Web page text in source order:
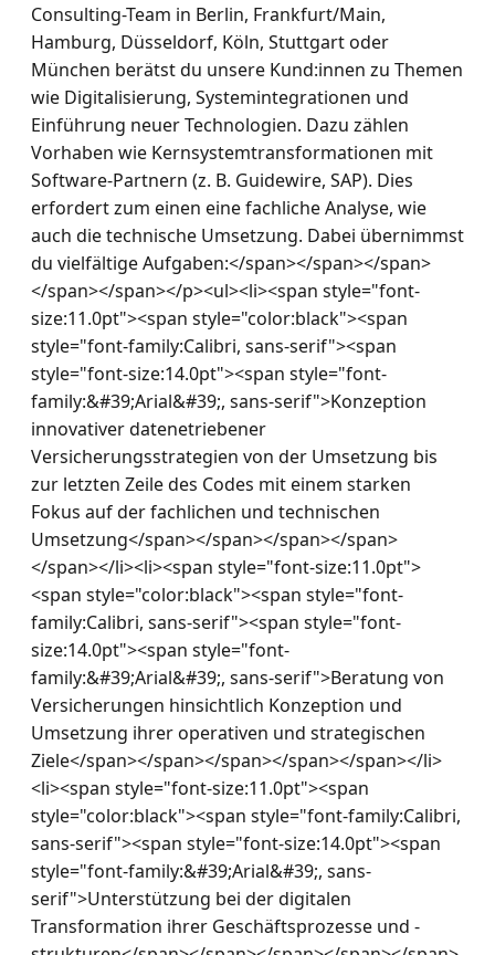
Consulting-Team in Berlin, Frankfurt/Main,
Hamburg, Düsseldorf, Köln, Stuttgart oder
München berätst du unsere Kund:innen zu Themen
wie Digitalisierung, Systemintegrationen und
Einführung neuer Technologien. Dazu zählen
Vorhaben wie Kernsystemtransformationen mit
Software-Partnern (z. B. Guidewire, SAP). Dies
erfordert zum einen eine fachliche Analyse, wie
auch die technische Umsetzung. Dabei übernimmst
du vielfältige Aufgaben:</span></span></span>
</span></span></p><ul><li><span style="font-
size:11.0pt"><span style="color:black"><span
style="font-family:Calibri, sans-serif"><span
style="font-size:14.0pt"><span style="font-
family:&#39;Arial&#39;, sans-serif">Konzeption
innovativer datenetriebener
Versicherungsstrategien von der Umsetzung bis
zur letzten Zeile des Codes mit einem starken
Fokus auf der fachlichen und technischen
Umsetzung</span></span></span></span>
</span></li><li><span style="font-size:11.0pt">
<span style="color:black"><span style="font-
family:Calibri, sans-serif"><span style="font-
size:14.0pt"><span style="font-
family:&#39;Arial&#39;, sans-serif">Beratung von
Versicherungen hinsichtlich Konzeption und
Umsetzung ihrer operativen und strategischen
Ziele</span></span></span></span></span></li>
<li><span style="font-size:11.0pt"><span
style="color:black"><span style="font-family:Calibri,
sans-serif"><span style="font-size:14.0pt"><span
style="font-family:&#39;Arial&#39;, sans-
serif">Unterstützung bei der digitalen
Transformation ihrer Geschäftsprozesse und -